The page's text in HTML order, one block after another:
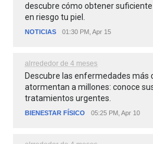
descubre cómo obtener
en riesgo tu piel.
NOTICIAS 01:30 PM, Apr 15
alrrededor de 4 meses
Descubre las enfermedades más
atormentan a millones: conoce
tratamientos urgentes.
BIENESTAR FÍSICO 05:25 PM, Apr 10